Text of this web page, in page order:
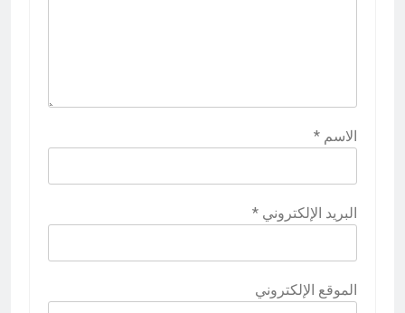
الاسم *
البريد الإلكتروني *
الموقع الإلكتروني